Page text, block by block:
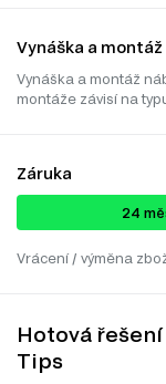
Vynáška a montáž
Vynáška a montáž
montáže závisí na
Záruka
24
Vrácení / výměna
Hotová
Tips